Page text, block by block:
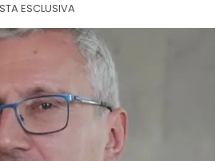
ESCLUSIVA